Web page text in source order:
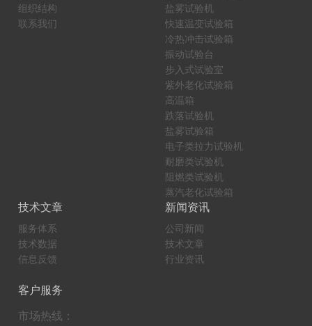
组织结构
联系我们
盐雾试验机
快速温变试验箱
冷热冲击试验箱
振动试验台
步入式试验室
紫外老化试验箱
高温箱
跌落试验机
盐雾试验箱
电子类拉力试验机
耐磨类试验机
阻燃类试验机
蒸汽老化试验箱
技术文章
服务体系
技术数据
信息反馈
新闻资讯
公司新闻
技术文章
行业资讯
客户服务
市场热线：